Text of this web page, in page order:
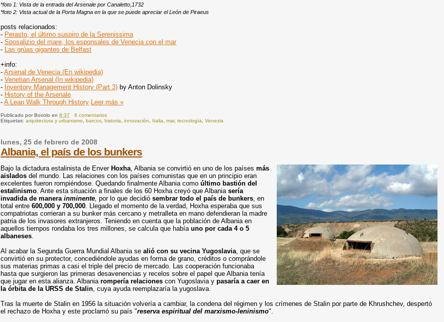
*foto 1: Vista de la entrada del Arsenale por Canaletto,1732
*foto 2: Vista actual de la Porta Magna en la que se puede apreciar el León de Piraeus
posts relacionados:
- Perasto, el último suspiro de la Serenissima
-Sposalizio del mare, los esponsales de Venecia con el mar
- Las grúas gigantes de Belfast
+info:
-Arsenal de Venecia (En wikipedia)
-Venetian Arsenal (In wikipedia)
- Inventory Management History (Part 3) by Anton Dolinsky
- History of the Arsenale
-A Lean Walk Through History Leer más »
Publicado porBovolo en8:37
6 comentarios
Etiquetas:arquitectura y urbanismo ,barcos ,historia ,innovación Italia ,mar,tecnología ,Venezia
lunes, 25 de febrero de 2008
Albania, el país de los bunkers
Bajo la dictadura estalinista de Enver Hoxha, Albania se convirtió en uno de los paísesmás
aislados del mundo. Las relaciones con los países comunistas que en un principio eran
excelentes fueron rompiéndose. Quedando finalmente Albania comoúltimo bastión del
estalinismo. Ante esta situación a finales de los 60 Hoxha creyó que Albaniasería
invadida de manerainminente,por lo que decidiósembrar todo el país de bunkers, en
total entre600,000 y 700,000. Llegado el momento de la verdad, Hoxha esperaba que sus
compatriotas corrieran a su bunker más cercano y metralleta en mano defendieran la madre
patria de los invasores extranjeros. Teniendo en cuenta que la población de Albania en
aquellos tiempos rondaba los tres millones, se calcula que habíauno por cada 4 o 5
albaneses.
Al acabar la Segunda Guerra Mundial Albania sealió con su vecina Yugoslavia, que se
convirtió en su protector, concediéndole ayudas en forma de grano, créditos o comprándole
sus materias primas a casi el triple del precio de mercado. Las cooperación funcionaba
hasta que surgieron las primeras desavenencias y recelos sobre el papel que Albania tenía
que jugar en esta alianza. Albaniarompería relaciones con Yugoslavia ypasaría a caer en
la órbita de la URSS de Stalin, cuya ayuda reemplazaría la yugoslava.
Tras la muerte de Stalin en 1956 la situación volvería a cambiar, la condena del régimen y los crímenes de Stalin por parte de Khrushchev, despertó
el rechazo de Hoxha y este proclamó su país "reserva espiritual del marxismo-leninismo".